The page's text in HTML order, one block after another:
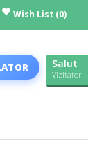
Wish List (0)
Salut
Vizitator